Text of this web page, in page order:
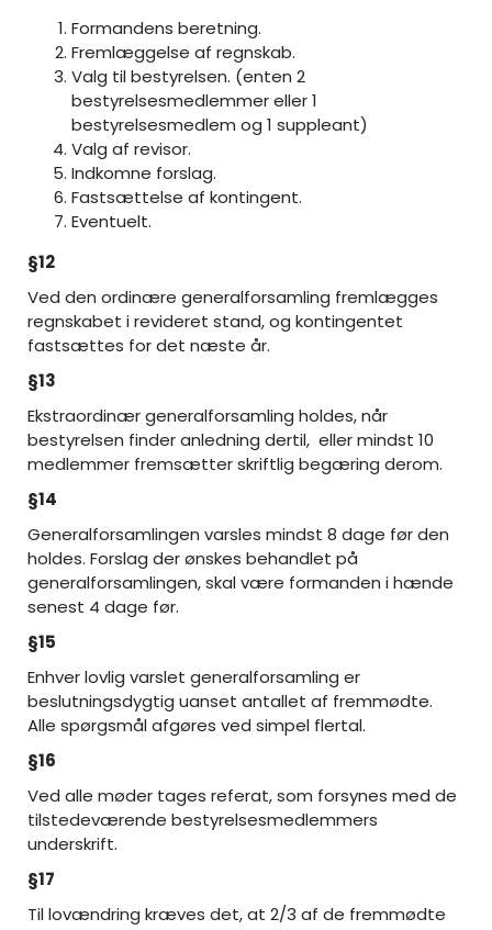
Formandens beretning.
Fremlæggelse af regnskab.
Valg til bestyrelsen. (enten 2
bestyrelsesmedlemmer eller 1
bestyrelsesmedlem og 1 suppleant)
Valg af revisor.
Indkomne forslag.
Fastsættelse af kontingent.
Eventuelt.
§12
Ved den ordinære generalforsamling fremlægges
regnskabet i revideret stand, og kontingentet
fastsættes for det næste år.
§13
Ekstraordinær generalforsamling holdes, når
bestyrelsen finder anledning dertil, eller mindst 10
medlemmer fremsætter skriftlig begæring derom.
§14
Generalforsamlingen varsles mindst 8 dage før den
holdes. Forslag der ønskes behandlet på
generalforsamlingen, skal være formanden i hænde
senest 4 dage før.
§15
Enhver lovlig varslet generalforsamling er
beslutningsdygtig uanset antallet af fremmødte.
Alle spørgsmål afgøres ved simpel flertal.
§16
Ved alle møder tages referat, som forsynes med de
tilstedeværende bestyrelsesmedlemmers
underskrift.
§17
Til lovændring kræves det, at 2/3 af de fremmødte